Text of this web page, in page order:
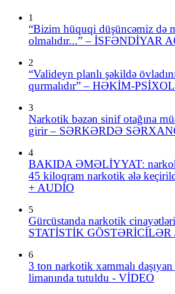
1
“Bizim hüquqi düşüncəmiz də
olmalıdır...” – İSFƏNDİYAR
2
“Valideyn planlı şəkildə
qurmalıdır” – HƏKİM-
3
Narkotik bəzən sinif otağına
girir – SƏRKƏRDƏ
4
BAKIDA ƏMƏLİYYAT:
45 kiloqram narkotik ələ
+ AUDİO
5
Gürcüstanda narkotik
STATİSTİK GÖSTƏRİCİLƏR
6
3 ton narkotik xammalı
limanında tutuldu - VİDEO